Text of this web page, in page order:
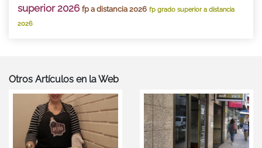
superior 2026 fp a distancia 2026 fp grado superior a distancia
2026
Otros Artículos en la Web